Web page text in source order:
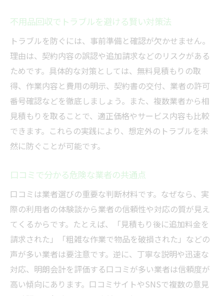
不用品回収でトラブルを避ける賢い対策法
トラブルを防ぐには、事前準備と確認が欠かせません。
理由は、契約内容の誤認や追加請求などのリスクがある
ためです。具体的な対策としては、無料見積もりの取
得、作業内容と費用の明示、契約書の交付、業者の許可
番号確認などを徹底しましょう。また、複数業者から相
見積もりを取ることで、適正価格やサービス内容も比較
できます。これらの実践により、想定外のトラブルを未
然に防ぐことが可能です。
口コミで分かる危険な業者の共通点
口コミは業者選びの重要な判断材料です。なぜなら、実
際の利用者の体験談から業者の信頼性や対応の質が見え
てくるからです。たとえば、「見積もり後に追加料金を
請求された」「粗雑な作業で物品を破損された」などの
声が多い業者は要注意です。逆に、丁寧な説明や迅速な
対応、明朗会計を評価する口コミが多い業者は信頼度が
高い傾向にあります。口コミサイトやSNSで複数の意見